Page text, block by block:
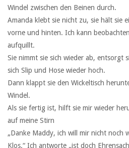
Windel zwischen den Beinen durch.
Amanda klebt sie nicht zu, sie hält sie
vorne und hinten. Ich kann
aufquillt.
Sie nimmt sie sich wieder ab, entsorgt
sich Slip und Hose wieder hoch.
Dann klappt sie den Wickeltisch
Windel.
Als sie fertig ist, hilft sie mir wieder
auf meine Stirn
„Danke Maddy, ich will mir nicht noch
Klos.“ Ich antworte „ist doch